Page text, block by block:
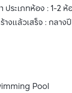
ประเภทห้อง : 1-2
งแล้วเสร็จ : กลาง
Pool